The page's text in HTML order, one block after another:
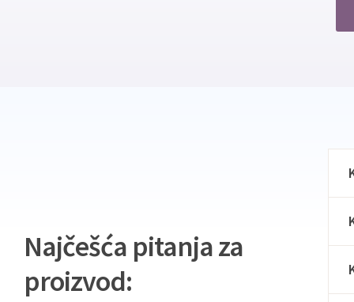
Najčešća pitanja za
proizvod: